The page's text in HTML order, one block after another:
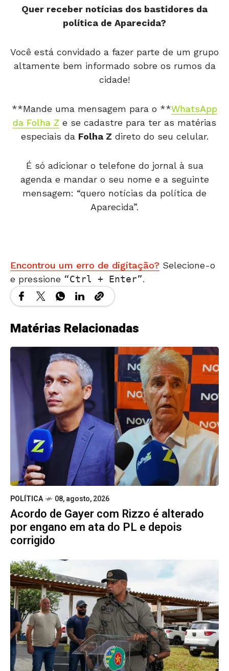
Quer receber notícias dos bastidores da
política de Aparecida?
Você está convidado a fazer parte de um grupo
altamente bem informado sobre os rumos da
cidade!
**Mande uma mensagem para o **WhatsApp
da Folha Z e se cadastre para ter as matérias
especiais da Folha Z direto do seu celular.
É só adicionar o telefone do jornal à sua
agenda e mandar o seu nome e a seguinte
mensagem: “quero notícias da política de
Aparecida”.
Encontrou um erro de digitação? Selecione-o
e pressione
Ctrl + Enter .
Matérias Relacionadas
POLÍTICA 08, agosto, 2026
Acordo de Gayer com Rizzo é alterado
por engano em ata do PL e depois
corrigido